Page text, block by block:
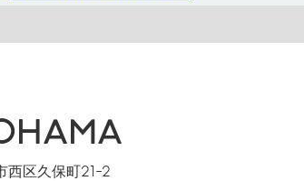
西区久保町21-2